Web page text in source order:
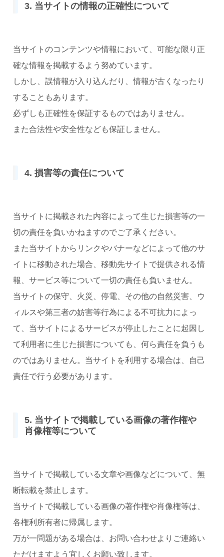
3. 当サイトの情報の正確性について
当サイトのコンテンツや情報において、可能な限り正
確な情報を掲載するよう努めています。
しかし、誤情報が入り込んだり、情報が古くなったり
することもあります。
必ずしも正確性を保証するものではありません。
また合法性や安全性なども保証しません。
4. 損害等の責任について
当サイトに掲載された内容によって生じた損害等の一
切の責任を負いかねますのでご了承ください。
また当サイトからリンクやバナーなどによって他のサ
イトに移動された場合、移動先サイトで提供される情
報、サービス等について一切の責任も負いません。
当サイトの保守、火災、停電、その他の自然災害、ウ
ィルスや第三者の妨害等行為による不可抗力によっ
て、当サイトによるサービスが停止したことに起因し
て利用者に生じた損害についても、何ら責任を負うも
のではありません。当サイトを利用する場合は、自己
責任で行う必要があります。
5. 当サイトで掲載している画像の著作権や
肖像権等について
当サイトで掲載している文章や画像などについて、無
断転載を禁止します。
当サイトで掲載している画像の著作権や肖像権等は、
各権利所有者に帰属します。
万が一問題がある場合は、お問い合わせよりご連絡い
ただけますよう宜しくお願い致します。